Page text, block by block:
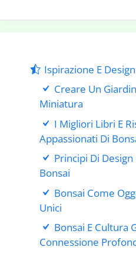
Ispirazione E Design
Creare Un
Miniatura
I Migliori Libri E
Appassionati Di
Principi Di
Bonsai
Bonsai Come
Unici
Bonsai E Cultura
Connessione